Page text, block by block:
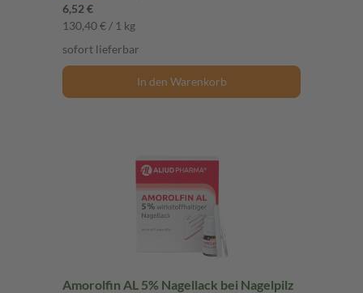
6,52 €
130,40 € / 1 kg
sofort lieferbar
In den Warenkorb
Amorolfin AL 5% Nagellack bei Nagelpilz